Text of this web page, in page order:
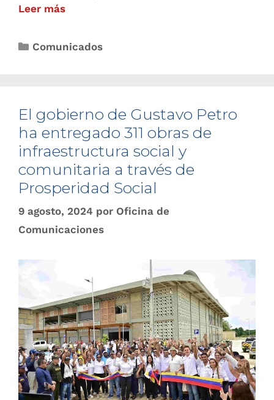
Leer más
Comunicados
El gobierno de Gustavo Petro
ha entregado 311 obras de
infraestructura social y
comunitaria a través de
Prosperidad Social
9 agosto, 2024 por Oficina de
Comunicaciones